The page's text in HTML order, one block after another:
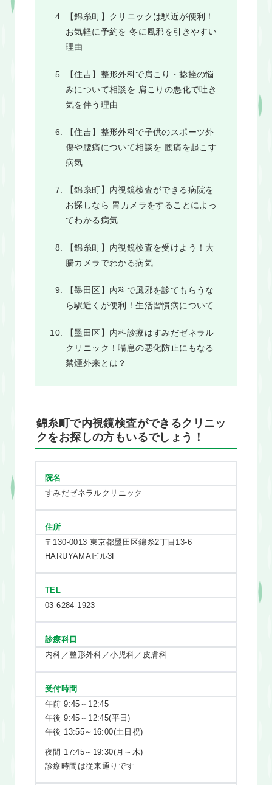
【錦糸町】クリニックは駅近が便利！
お気軽に予約を 冬に風邪を引きやすい
理由
【住吉】整形外科で肩こり・捻挫の悩
みについて相談を 肩こりの悪化で吐き
気を伴う理由
【住吉】整形外科で子供のスポーツ外
傷や腰痛について相談を 腰痛を起こす
病気
【錦糸町】内視鏡検査ができる病院を
お探しなら 胃カメラをすることによっ
てわかる病気
【錦糸町】内視鏡検査を受けよう！大
腸カメラでわかる病気
【墨田区】内科で風邪を診てもらうな
ら駅近くが便利！生活習慣病について
【墨田区】内科診療はすみだゼネラル
クリニック！喘息の悪化防止にもなる
禁煙外来とは？
錦糸町で内視鏡検査ができるクリニッ
クをお探しの方もいるでしょう！
院名
すみだゼネラルクリニック
住所
〒130-0013 東京都墨田区錦糸2丁目13-6
HARUYAMAビル3F
TEL
03-6284-1923
診療科目
内科／整形外科／小児科／皮膚科
受付時間
午前 9:45～12:45
午後 9:45～12:45(平日)
午後 13:55～16:00(土日祝)
夜間 17:45～19:30(月～木)
診療時間は従来通りです